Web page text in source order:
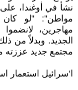
نشأ في أوغندا،
مواطن": "لو كان
مهاجرين،
الجديد. وبدلاً من
مجتمع جديد عززته
ا‘سرائيل استعمار